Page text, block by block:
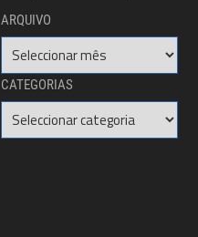
ARQUIVO
Arquivo
CATEGORIAS
Categorias